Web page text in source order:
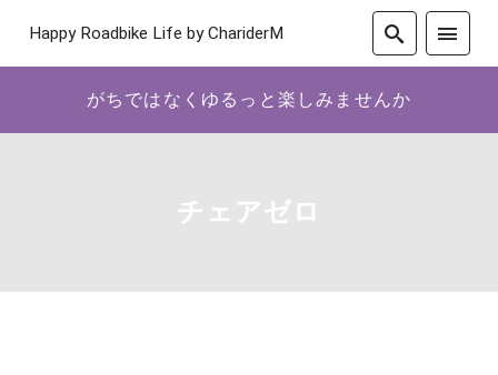
Happy Roadbike Life by ChariderM
がちではなくゆるっと楽しみませんか
チェアゼロ